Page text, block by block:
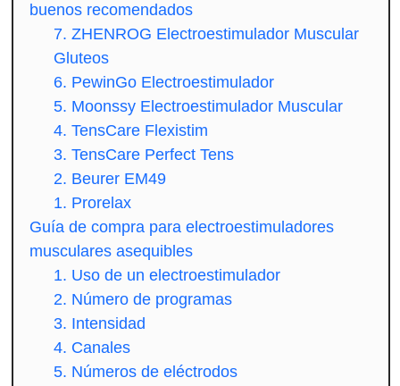
buenos recomendados
7. ZHENROG Electroestimulador Muscular
Gluteos
6. PewinGo Electroestimulador
5. Moonssy Electroestimulador Muscular
4. TensCare Flexistim
3. TensCare Perfect Tens
2. Beurer EM49
1. Prorelax
Guía de compra para electroestimuladores
musculares asequibles
1. Uso de un electroestimulador
2. Número de programas
3. Intensidad
4. Canales
5. Números de eléctrodos